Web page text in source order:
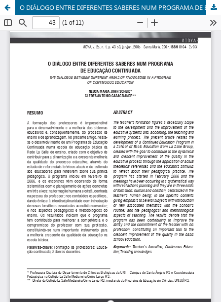
O DIÁLOGO ENTRE DIFERENTES SABERES NUM PROGRAMA DE EDUCAÇÃO CONTINUADA